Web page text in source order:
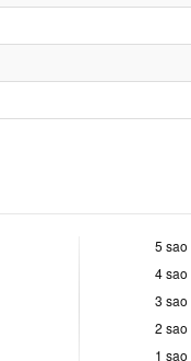
5 sao
4 sao
3 sao
2 sao
1 sao